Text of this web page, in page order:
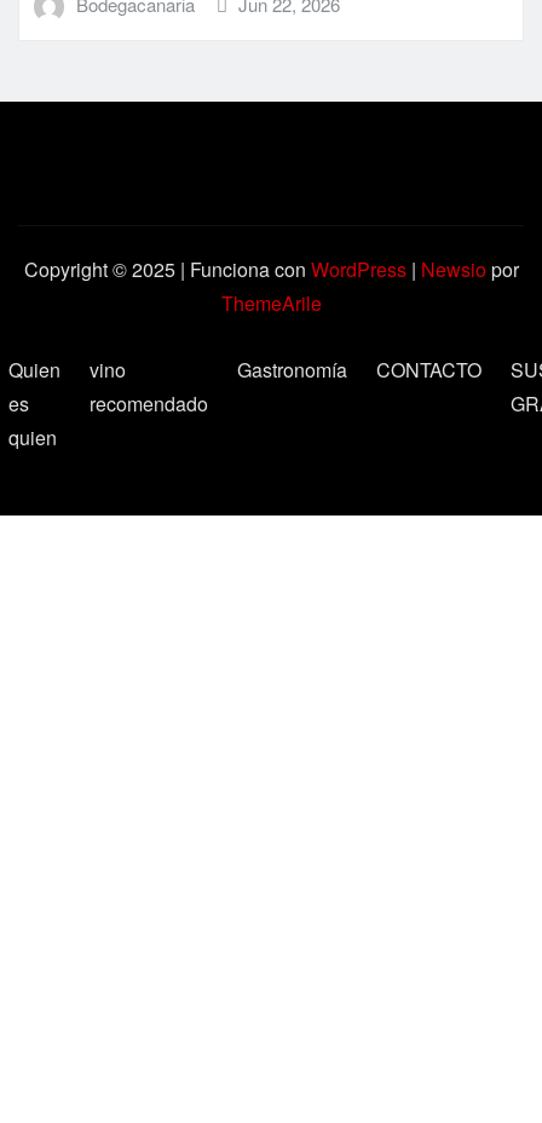
Copyright © 2025 | Funciona con WordPress | Newsiopor
ThemeArile
Quien
es
quien
vino
recomendado
Gastronomía CONTACTO